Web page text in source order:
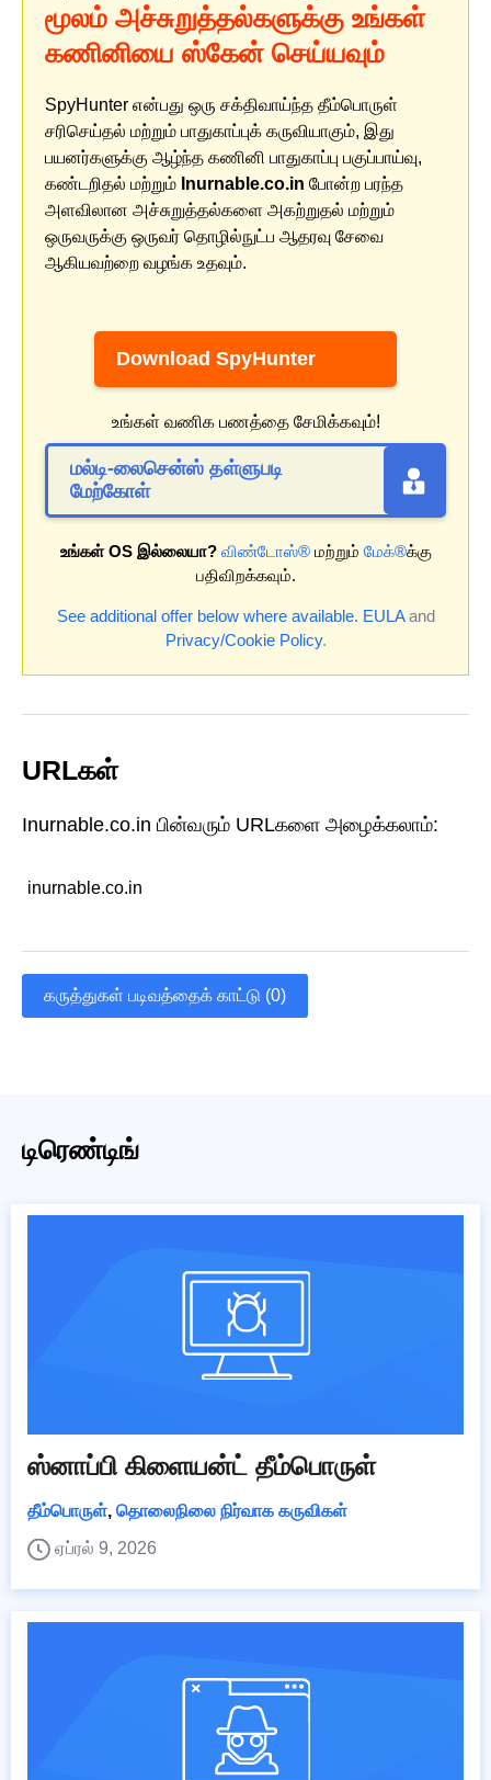
மூலம் அச்சுறுத்தல்களுக்கு உங்கள்
கணினியை ஸ்கேன் செய்யவும்
SpyHunter என்பது ஒரு சக்திவாய்ந்த தீம்பொருள்
சரிசெய்தல் மற்றும் பாதுகாப்புக் கருவியாகும், இது
பயனர்களுக்கு ஆழ்ந்த கணினி பாதுகாப்பு பகுப்பாய்வு,
கண்டறிதல் மற்றும் Inurnable.co.in போன்ற பரந்த
அளவிலான அச்சுறுத்தல்களை அகற்றுதல் மற்றும்
ஒருவருக்கு ஒருவர் தொழில்நுட்ப ஆதரவு சேவை
ஆகியவற்றை வழங்க உதவும்.
Download SpyHunter
உங்கள் வணிக பணத்தை சேமிக்கவும்!
மல்டி-லைசென்ஸ் தள்ளுபடி
மேற்கோள்
உங்கள் OS இல்லையா? விண்டோஸ்®மற்றும் மேக்®க்கு
பதிவிறக்கவும்.
See additional offer below where available. EULAand
Privacy/Cookie Policy.
URLகள்
Inurnable.co.in பின்வரும் URLகளை அழைக்கலாம்:
inurnable.co.in
கருத்துகள் படிவத்தைக் காட்டு (0)
டிரெண்டிங்
ஸ்னாப்பி கிளையன்ட் தீம்பொருள்
தீம்பொருள், தொலைநிலை நிர்வாக கருவிகள்
ஏப்ரல் 9, 2026